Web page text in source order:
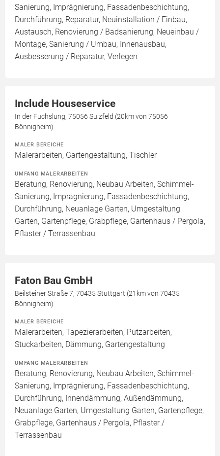
Sanierung, Imprägnierung, Fassadenbeschichtung,
Durchführung, Reparatur, Neuinstallation / Einbau,
Austausch, Renovierung / Badsanierung, Neueinbau /
Montage, Sanierung / Umbau, Innenausbau,
Ausbesserung / Reparatur, Verlegen
Include Houseservice
In der Fuchslung, 75056 Sulzfeld (20km von 75056
Bönnigheim)
MALER BEREICHE
Malerarbeiten, Gartengestaltung, Tischler
UMFANG MALERARBEITEN
Beratung, Renovierung, Neubau Arbeiten, Schimmel-
Sanierung, Imprägnierung, Fassadenbeschichtung,
Durchführung, Neuanlage Garten, Umgestaltung
Garten, Gartenpflege, Grabpflege, Gartenhaus / Pergola,
Pflaster / Terrassenbau
Faton Bau GmbH
Beilsteiner Straße 7, 70435 Stuttgart (21km von 70435
Bönnigheim)
MALER BEREICHE
Malerarbeiten, Tapezierarbeiten, Putzarbeiten,
Stuckarbeiten, Dämmung, Gartengestaltung
UMFANG MALERARBEITEN
Beratung, Renovierung, Neubau Arbeiten, Schimmel-
Sanierung, Imprägnierung, Fassadenbeschichtung,
Durchführung, Innendämmung, Außendämmung,
Neuanlage Garten, Umgestaltung Garten, Gartenpflege,
Grabpflege, Gartenhaus / Pergola, Pflaster /
Terrassenbau